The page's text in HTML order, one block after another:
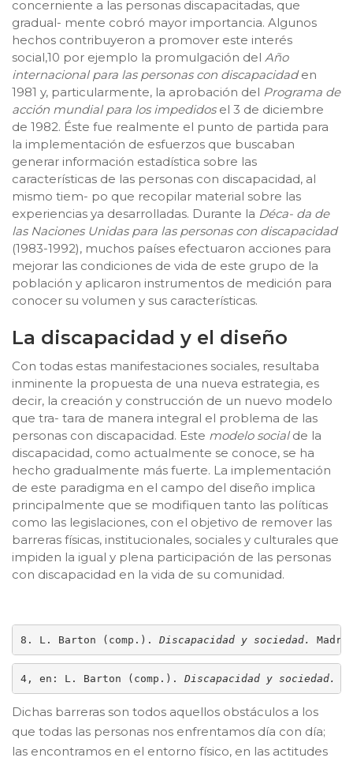
concerniente a las personas discapacitadas, que
gradual- mente cobró mayor importancia. Algunos
hechos contribuyeron a promover este interés
social,10 por ejemplo la promulgación del Año
internacional para las personas con discapacidaden
1981 y, particularmente, la aprobación del Programa de
acción mundial para los impedidos el 3 de diciembre
de 1982. Éste fue realmente el punto de partida para
la implementación de esfuerzos que buscaban
generar información estadística sobre las
características de las personas con discapacidad, al
mismo tiem- po que recopilar material sobre las
experiencias ya desarrolladas. Durante la Déca- da de
las Naciones Unidas para las personas con discapacidad
(1983-1992), muchos países efectuaron acciones para
mejorar las condiciones de vida de este grupo de la
población y aplicaron instrumentos de medición para
conocer su volumen y sus características.
La discapacidad y el diseño
Con todas estas manifestaciones sociales, resultaba
inminente la propuesta de una nueva estrategia, es
decir, la creación y construcción de un nuevo modelo
que tra- tara de manera integral el problema de las
personas con discapacidad. Este modelo socialde la
discapacidad, como actualmente se conoce, se ha
hecho gradualmente más fuerte. La implementación
de este paradigma en el campo del diseño implica
principalmente que se modifiquen tanto las políticas
como las legislaciones, con el objetivo de remover las
barreras físicas, institucionales, sociales y culturales que
impiden la igual y plena participación de las personas
con discapacidad en la vida de su comunidad.
8. L. Barton (comp.). Discapacidad y sociedad.
4, en: L. Barton (comp.). Discapacidad y sociedad.
Dichas barreras son todos aquellos obstáculos a los
que todas las personas nos enfrentamos día con día;
las encontramos en el entorno físico, en las actitudes